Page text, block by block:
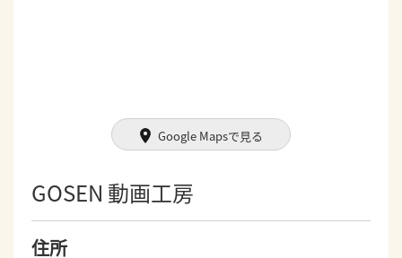
Google Mapsで見る
GOSEN 動画工房
住所